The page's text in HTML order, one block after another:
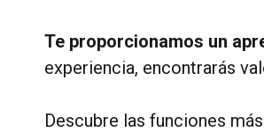
Te proporcionamos un
experiencia, encontrarás
Descubre las funciones